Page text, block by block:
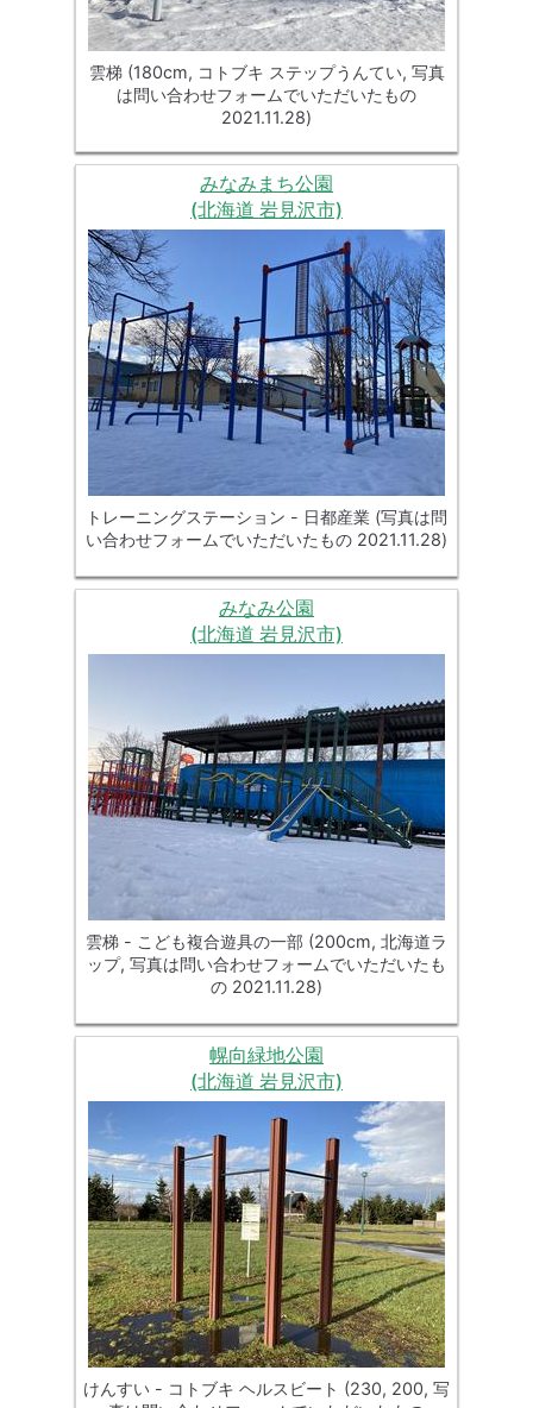
雲梯 (180cm, コトブキ ステップうんてい, 写真
は問い合わせフォームでいただいたもの
2021.11.28)
みなみまち公園
(北海道 岩見沢市)
トレーニングステーション - 日都産業 (写真は問
い合わせフォームでいただいたもの 2021.11.28)
みなみ公園
(北海道 岩見沢市)
雲梯 - こども複合遊具の一部 (200cm, 北海道ラ
ップ, 写真は問い合わせフォームでいただいたも
の 2021.11.28)
幌向緑地公園
(北海道 岩見沢市)
けんすい - コトブキ ヘルスビート (230, 200, 写